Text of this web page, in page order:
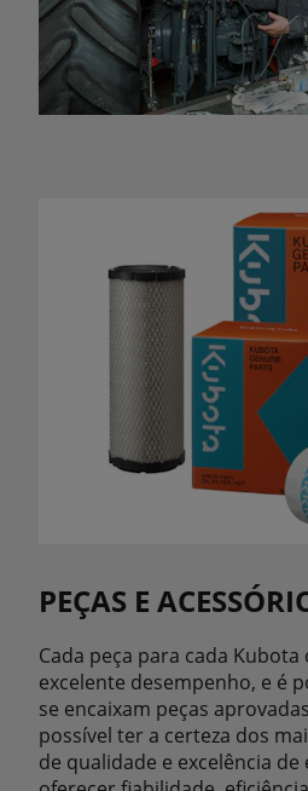
PEÇAS E
Cada peça para cada
excelente desempenho, e é
se encaixam peças
possível ter a certeza dos
de qualidade e excelência